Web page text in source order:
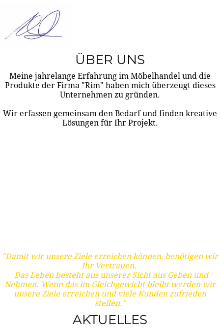
ÜBER UNS
Meine jahrelange Erfahrung im Möbelhandel und die
Produkte der Firma "Rim" haben mich überzeugt dieses
Unternehmen zu gründen.
Wir erfassen gemeinsam den Bedarf und finden kreative
Lösungen für Ihr Projekt.
"Damit wir unsere Ziele erreichen können, benötigen wir
Ihr Vertrauen.
Das Leben besteht aus unserer Sicht aus Geben und
Nehmen. Wenn das im Gleichgewicht bleibt werden wir
unsere Ziele erreichen und viele Kunden zufrieden
stellen."
AKTUELLES